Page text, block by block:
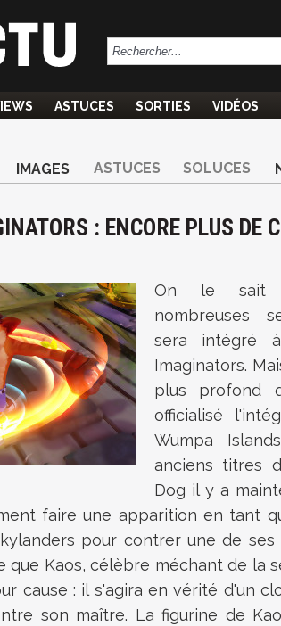
ASTUCES SORTIES VIDÉOS
IMAGES ASTUCES SOLUCES
: ENCORE PLUS DE
On le sait
nombreuses
sera intégré
Imaginators.
plus profond
officialisé
Wumpa
anciens titres
Dog il y a
faire une apparition en tant
pour contrer une de ses
que Kaos, célèbre méchant de la
cause : il s'agira en vérité d'un
son maître. La figurine de